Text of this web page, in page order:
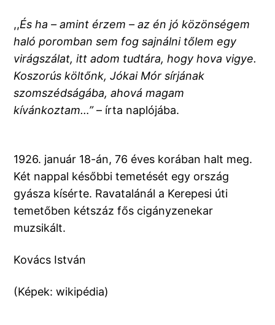
,,És ha – amint érzem – az én jó közönségem
haló poromban sem fog sajnálni tőlem egy
virágszálat, itt adom tudtára, hogy hova vigye.
Koszorús költőnk, Jókai Mór sírjának
szomszédságába, ahová magam
kívánkoztam…”– írta naplójába.
1926. január 18-án, 76 éves korában halt meg.
Két nappal későbbi temetését egy ország
gyásza kísérte. Ravatalánál a Kerepesi úti
temetőben kétszáz fős cigányzenekar
muzsikált.
Kovács István
(Képek: wikipédia)